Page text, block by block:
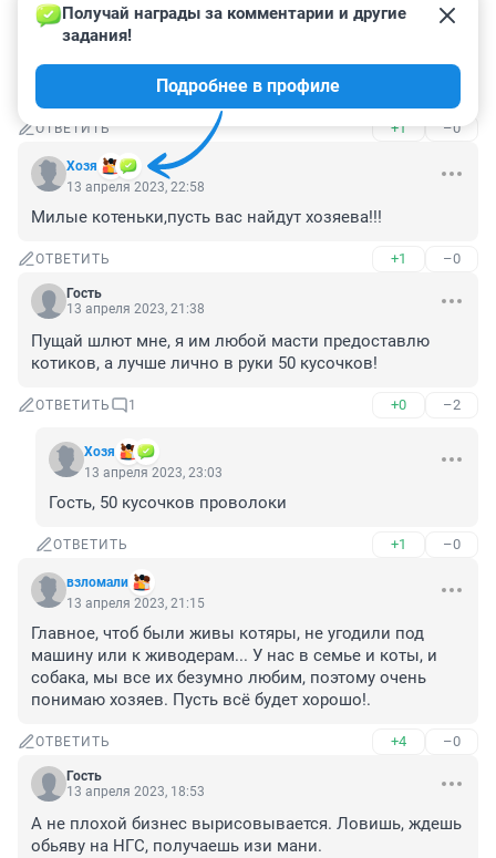
Гость
14 апреля 2023, 00:50
Вот это любовь к животному надеюсь найдется и
вернуть бесплатно.
ОТВЕТИТЬ +1 –0
Хозя
Получай награды за комментарии и другие
задания!
Подробнее в профиле
13 апреля 2023, 22:58
Милые котеньки,пусть вас найдут хозяева!!!
ОТВЕТИТЬ +1 –0
Гость
13 апреля 2023, 21:38
Пущай шлют мне, я им любой масти предоставлю
котиков, а лучше лично в руки 50 кусочков!
ОТВЕТИТЬ 1 +0 –2
Хозя
13 апреля 2023, 23:03
Гость, 50 кусочков проволоки
ОТВЕТИТЬ +1 –0
взломали
13 апреля 2023, 21:15
Главное, чтоб были живы котяры, не угодили под
машину или к живодерам... У нас в семье и коты, и
собака, мы все их безумно любим, поэтому очень
понимаю хозяев. Пусть всё будет хорошо!.
ОТВЕТИТЬ +4 –0
Гость
13 апреля 2023, 18:53
А не плохой бизнес вырисовывается. Ловишь, ждешь
обьяву на НГС, получаешь изи мани.